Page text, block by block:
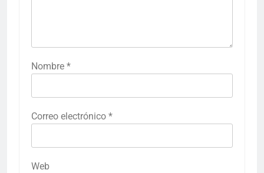
Nombre *
Correo electrónico *
Web